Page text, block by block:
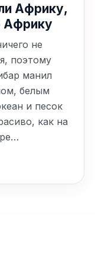
Африку,
Африку
не
поэтому
манил
белым
и песок
как на